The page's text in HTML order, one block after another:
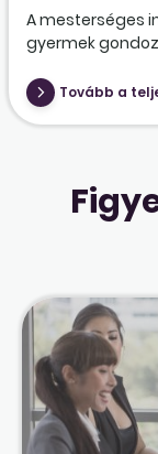
A mesterséges
gyermek
Tovább a